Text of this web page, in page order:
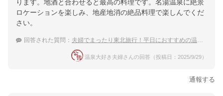
ります。地酒と合わせると最高の料理です。名湯温泉に絶景
ロケーションを楽しみ、地産地消の絶品料理で楽しんでくだ
さい。
回答された質問： 夫婦でまったり東北旅行！平日におすすめの温泉宿
温泉大好き夫婦さんの回答（投稿日：2025/9/29）
通報する